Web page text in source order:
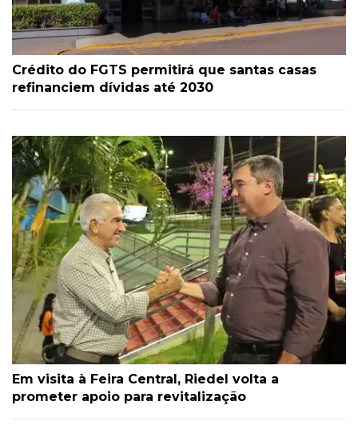
Crédito do FGTS permitirá que santas casas
refinanciem dívidas até 2030
Em visita à Feira Central, Riedel volta a
prometer apoio para revitalização